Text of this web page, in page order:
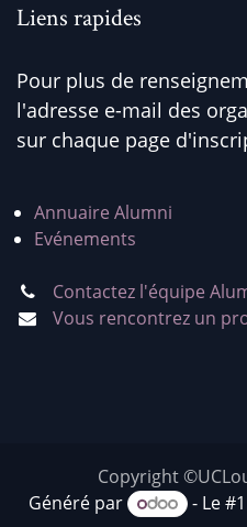
Liens rapides
Pour plus de
l'adresse e-mail des
sur chaque page
Annuaire Alumni
Evénements
Contactez l'équipe
Vous rencontrez un
Copyright
Généré par - Le #1